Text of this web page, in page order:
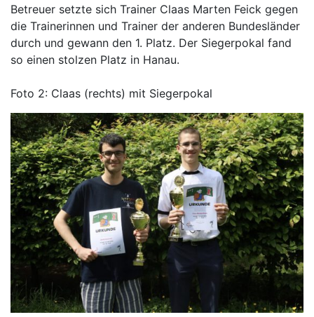
Betreuer setzte sich Trainer Claas Marten Feick gegen
die Trainerinnen und Trainer der anderen Bundesländer
durch und gewann den 1. Platz. Der Siegerpokal fand
so einen stolzen Platz in Hanau.
Foto 2: Claas (rechts) mit Siegerpokal